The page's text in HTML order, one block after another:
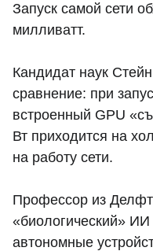
Запуск самой сети
милливатт.
Кандидат наук
сравнение: при
встроенный GPU
Вт приходится на
на работу сети.
Профессор из
«биологический»
автономные